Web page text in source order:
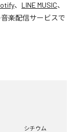
、 LINE MUSIC、
楽配信サービスで
シチウム